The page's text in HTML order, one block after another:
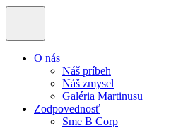
O nás
Náš príbeh
Náš zmysel
Galéria Martinusu
Zodpovednosť
Sme B Corp